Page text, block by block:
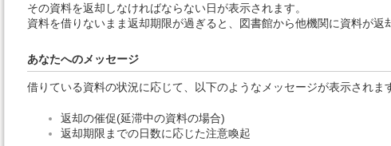
その資料を返却しなければならない日が表示されます。
資料を借りないまま返却期限が過ぎると、図書館から他機関に資料が返
あなたへのメッセージ
借りている資料の状況に応じて、以下のようなメッセージが表示されま
返却の催促(延滞中の資料の場合)
返却期限までの日数に応じた注意喚起